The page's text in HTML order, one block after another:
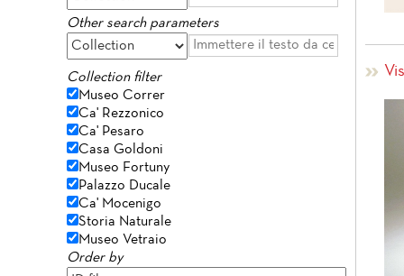
Other search parameters
Collection filter
Museo Correr
Ca' Rezzonico
Ca' Pesaro
Casa Goldoni
Museo Fortuny
Palazzo Ducale
Ca' Mocenigo
Storia Naturale
Museo Vetraio
Order by